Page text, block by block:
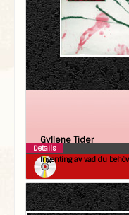
Gyllene Tider
Ingenting av vad du
Details